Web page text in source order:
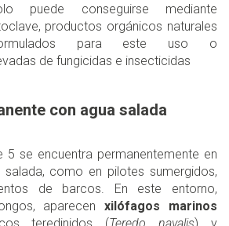
puede conseguirse mediante
productos orgánicos naturales
formulados para este uso o
de fungicidas e insecticidas
con agua salada
5 se encuentra permanentemente en
como en pilotes sumergidos,
de barcos. En este entorno,
aparecenxilófagos marinos